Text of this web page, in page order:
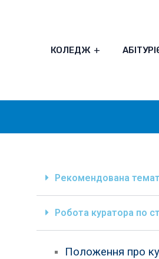
КОЛЕДЖ
Рекомендована
Робота куратора по
Положення про